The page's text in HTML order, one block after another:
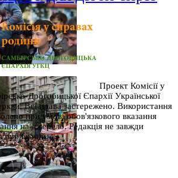
Проект Комісії у
Дрогобицької Єпархії Української
Всі права застережено. Використання
при умові обов'язкового вказання
на джерело. Редакція не завжди
публікацій.